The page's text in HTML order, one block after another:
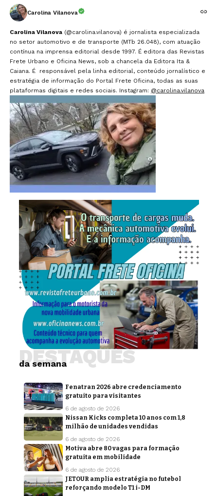
Carolina Vilanova
Carolina Vilanova (@carolina.vilanova) é jornalista especializada
no setor automotivo e de transporte (MTb 26.048), com atuação
contínua na imprensa editorial desde 1997. É editora das Revistas
Frete Urbano e Oficina News, sob a chancela da Editora Ita &
Caiana. É responsável pela linha editorial, conteúdo jornalístico e
estratégia de informação do Portal Frete Oficina, todas as suas
plataformas digitais e redes sociais. Instagram: @carolina.vilanova
da semana
DESTAQUES
Fenatran 2026 abre credenciamento
gratuito para visitantes
6 de agosto de 2026
Nissan Kicks completa 10 anos com 1,8
milhão de unidades vendidas
6 de agosto de 2026
Motiva abre 80 vagas para formação
gratuita em mobilidade
6 de agosto de 2026
JETOUR amplia estratégia no futebol
reforçando modelo T1 i-DM